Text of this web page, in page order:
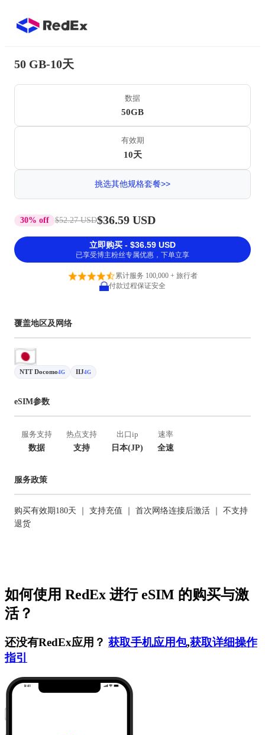
50 GB-10天
数据
50GB
有效期
10天
挑选其他规格套餐>>
30% off $52.27 USD$36.59 USD
立即购买 - $36.59 USD
已享受博主粉丝专属优惠，下单立享
累计服务 100,000 + 旅行者
付款过程保证安全
覆盖地区及网络
NTT Docomo4G IIJ4G
eSIM参数
服务支持
数据
热点支持
支持
出口ip
日本(JP)
速率
全速
服务政策
购买有效期180天 ｜ 支持充值 ｜ 首次网络连接后激活 ｜ 不支持
退货
如何使用 RedEx 进行 eSIM 的购买与激
活？
还没有RedEx应用？ 获取手机应用包,获取详细操作
指引